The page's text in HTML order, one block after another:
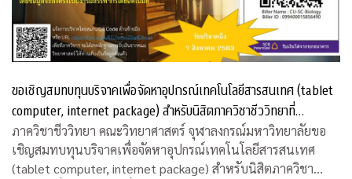
ขอเชิญสมทบทุนบริจาคเพื่อจัดหาอุปกรณ์เทคโนโลยีสารสนเทศ (tablet
computer, internet package) สำหรับนิสิตภาควิชาชีววิทยาที่
ขาดแคลน
ภาควิชาชีววิทยา คณะวิทยาศาสตร์ จุฬาลงกรณ์มหาวิทยาลัยขอ
เชิญสมทบทุนบริจาคเพื่อจัดหาอุปกรณ์เทคโนโลยีสารสนเทศ
(tablet computer, internet package) สำหรับนิสิตภาควิชา